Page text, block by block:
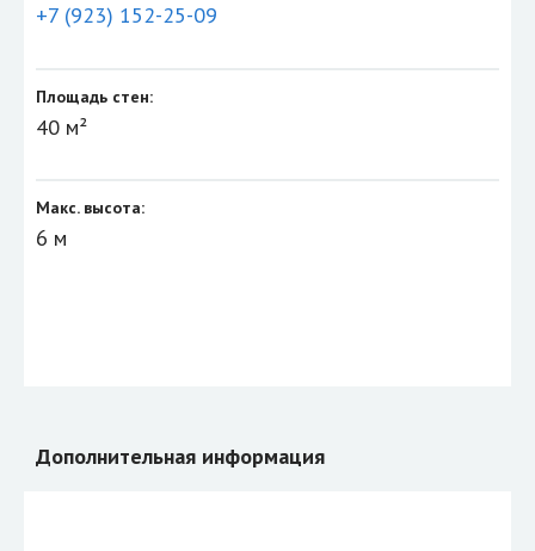
+7 (923) 152-25-09
Площадь стен:
40 м²
Макс. высота:
6 м
Дополнительная информация